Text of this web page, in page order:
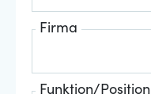
Firma
Funktion/Position